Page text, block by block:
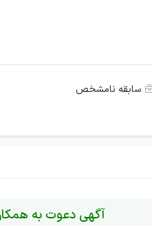
سابقه نامشخص
آگهی دعوت به